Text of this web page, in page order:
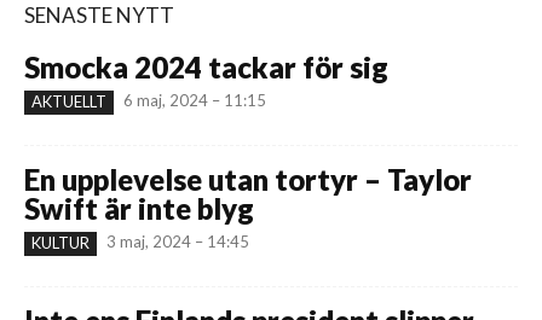
SENASTE NYTT
Smocka 2024 tackar för sig
AKTUELLT 6 maj, 2024 – 11:15
En upplevelse utan tortyr – Taylor
Swift är inte blyg
KULTUR 3 maj, 2024 – 14:45